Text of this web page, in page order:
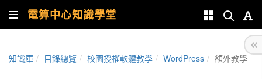
電算中心知識學堂
知識庫 目錄總覽 校園授權軟體教學 WordPress 額外教學